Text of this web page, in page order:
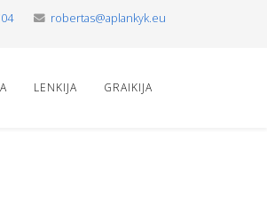
robertas@aplankyk.eu
LENKIJA GRAIKIJA